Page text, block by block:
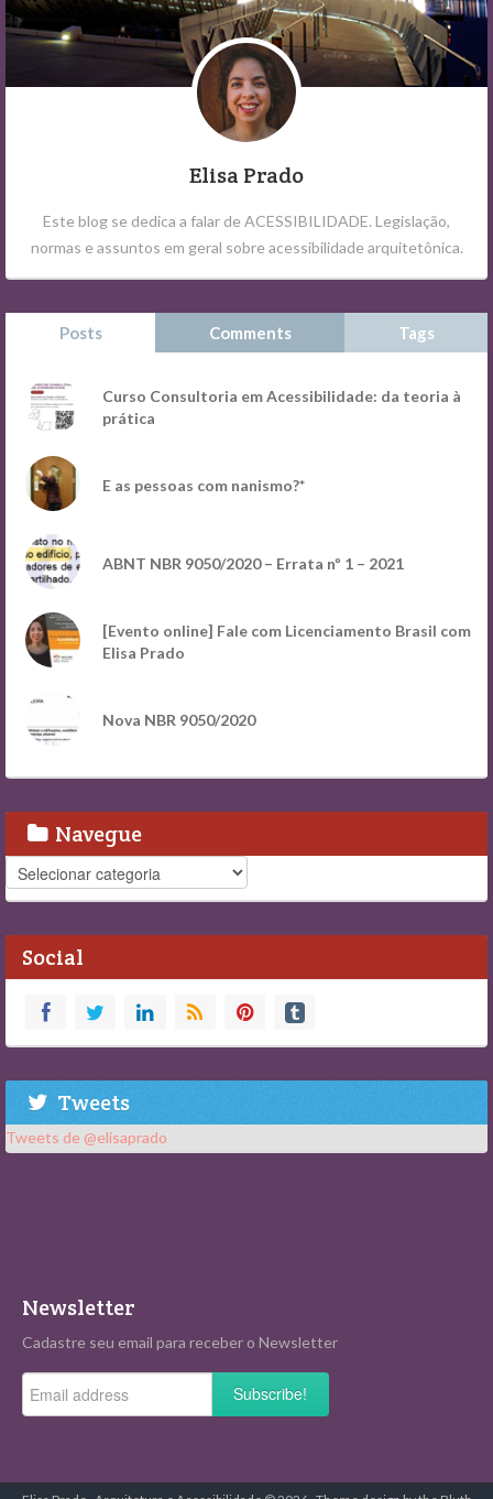
Elisa Prado
Este blog se dedica a falar de ACESSIBILIDADE. Legislação,
normas e assuntos em geral sobre acessibilidade arquitetônica.
Posts Comments Tags
Curso Consultoria em Acessibilidade: da teoria à
prática
E as pessoas com nanismo?*
ABNT NBR 9050/2020 – Errata nº 1 – 2021
[Evento online] Fale com Licenciamento Brasil com
Elisa Prado
Nova NBR 9050/2020
Navegue
Navegue
Social
Tweets
Tweets de @elisaprado
Newsletter
Cadastre seu email para receber o Newsletter
Subscribe!